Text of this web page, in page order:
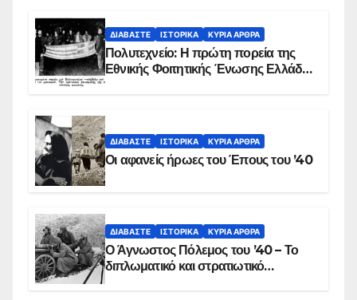
ΔΙΑΒΆΣΤΕ ΙΣΤΟΡΙΚΆ ΚΥΡΙΑ ΑΡΘΡΑ
Πολυτεχνείο: Η πρώτη πορεία της
Εθνικής Φοιτητικής Ένωσης Ελλάδος
ΔΙΑΒΆΣΤΕ ΙΣΤΟΡΙΚΆ ΚΥΡΙΑ ΑΡΘΡΑ
Οι αφανείς ήρωες του Έπους του ’40
ΔΙΑΒΆΣΤΕ ΙΣΤΟΡΙΚΆ ΚΥΡΙΑ ΑΡΘΡΑ
Ο Άγνωστος Πόλεμος του ’40 – Το
διπλωματικό και στρατιωτικό